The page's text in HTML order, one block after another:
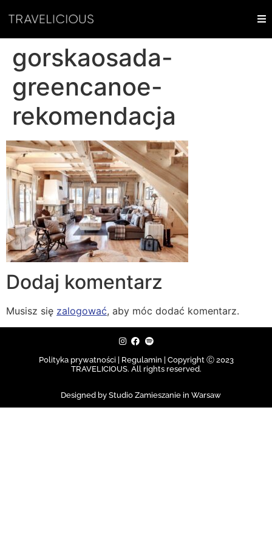
gorskaosada-
greencanoe-
rekomendacja
Dodaj komentarz
Musisz się zalogować, aby móc dodać komentarz.
Polityka prywatności | Regulamin | Copyright Ⓒ 2023
TRAVELICIOUS. All rights reserved.
Designed by Studio Zamieszanie in Warsaw